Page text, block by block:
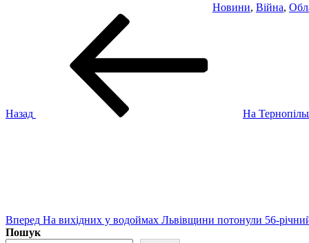
Новини, Війна,
Назад
На
Вперед На вихідних у водоймах Львівщини потонули 56-
Пошук